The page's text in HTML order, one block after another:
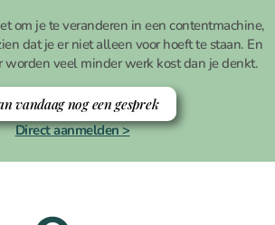
om je te veranderen in een contentmachine,
dat je er niet alleen voor hoeft te staan. En
worden veel minder werk kost dan je denkt.
vandaag nog een gesprek
Direct aanmelden >